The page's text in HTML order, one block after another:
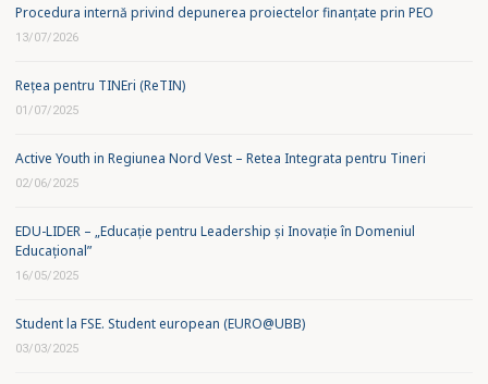
Procedura internă privind depunerea proiectelor finanțate prin PEO
13/07/2026
Rețea pentru TINEri (ReTIN)
01/07/2025
Active Youth in Regiunea Nord Vest – Retea Integrata pentru Tineri
02/06/2025
EDU-LIDER – „Educație pentru Leadership și Inovație în Domeniul
Educațional”
16/05/2025
Student la FSE. Student european (EURO@UBB)
03/03/2025